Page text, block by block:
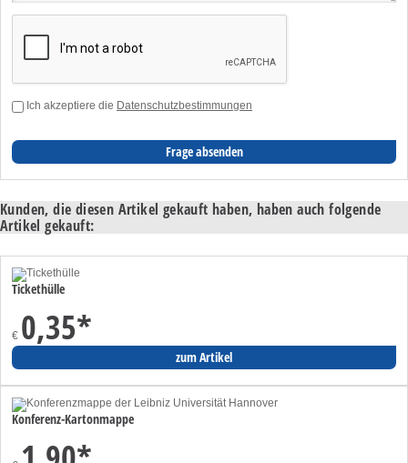
Ich akzeptiere die Datenschutzbestimmungen
Kunden, die diesen Artikel gekauft haben, haben auch folgende
Artikel gekauft:
Tickethülle
€ 0,35*
zum Artikel
Konferenz-Kartonmappe